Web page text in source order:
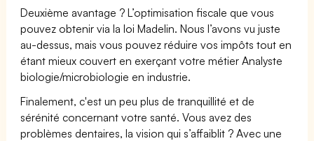
Deuxième avantage ? L’optimisation fiscale que vous
pouvez obtenir via la loi Madelin. Nous l’avons vu juste
au-dessus, mais vous pouvez réduire vos impôts tout en
étant mieux couvert en exerçant votre métier Analyste
biologie/microbiologie en industrie.
Finalement, c'est un peu plus de tranquillité et de
sérénité concernant votre santé. Vous avez des
problèmes dentaires, la vision qui s’affaiblit ? Avec une